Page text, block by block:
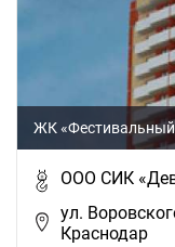
ЖК
ООО СИК
ул.
Краснодар